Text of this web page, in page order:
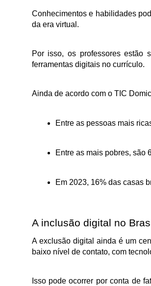
Conhecimentos e habilidades
da era virtual.
Por isso, os professores estão
ferramentas digitais no currículo.
Ainda de acordo com o TIC
Entre as pessoas mais
Entre as mais pobres, são
Em 2023, 16% das casas
A inclusão digital no
A exclusão digital ainda é um
baixo nível de contato, com
Isso pode ocorrer por conta de